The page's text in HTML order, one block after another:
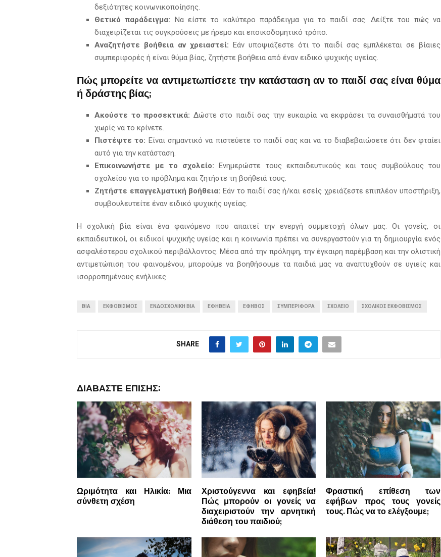
δεξιότητες κοινωνικοποίησης.
Θετικό παράδειγμα: Να είστε το καλύτερο παράδειγμα για το παιδί σας. Δείξτε του πώς να
διαχειρίζεται τις συγκρούσεις με ήρεμο και εποικοδομητικό τρόπο.
Αναζητήστε βοήθεια αν χρειαστεί: Εάν υποψιάζεστε ότι το παιδί σας εμπλέκεται σε βίαιες
συμπεριφορές ή είναι θύμα βίας, ζητήστε βοήθεια από έναν ειδικό ψυχικής υγείας.
Πώς μπορείτε να αντιμετωπίσετε την κατάσταση αν το παιδί σας είναι θύμα
ή δράστης βίας;
Ακούστε το προσεκτικά: Δώστε στο παιδί σας την ευκαιρία να εκφράσει τα συναισθήματά του
χωρίς να το κρίνετε.
Πιστέψτε το: Είναι σημαντικό να πιστεύετε το παιδί σας και να το διαβεβαιώσετε ότι δεν φταίει
αυτό για την κατάσταση.
Επικοινωνήστε με το σχολείο: Ενημερώστε τους εκπαιδευτικούς και τους συμβούλους του
σχολείου για το πρόβλημα και ζητήστε τη βοήθειά τους.
Ζητήστε επαγγελματική βοήθεια: Εάν το παιδί σας ή/και εσείς χρειάζεστε επιπλέον υποστήριξη,
συμβουλευτείτε έναν ειδικό ψυχικής υγείας.
Η σχολική βία είναι ένα φαινόμενο που απαιτεί την ενεργή συμμετοχή όλων μας. Οι γονείς, οι
εκπαιδευτικοί, οι ειδικοί ψυχικής υγείας και η κοινωνία πρέπει να συνεργαστούν για τη δημιουργία ενός
ασφαλέστερου σχολικού περιβάλλοντος. Μέσα από την πρόληψη, την έγκαιρη παρέμβαση και την ολιστική
αντιμετώπιση του φαινομένου, μπορούμε να βοηθήσουμε τα παιδιά μας να αναπτυχθούν σε υγιείς και
ισορροπημένους ενήλικες.
ΒΊΑ ΕΚΦΟΒΙΣΜΌΣ ΕΝΔΟΣΧΟΛΙΚΉ ΒΊΑ ΕΦΗΒΕΊΑ ΈΦΗΒΟΣ ΣΥΜΠΕΡΙΦΟΡΆ ΣΧΟΛΕΊΟ ΣΧΟΛΙΚΌΣ ΕΚΦΟΒΙΣΜΌΣ
SHARE
ΔΙΑΒΆΣΤΕ ΕΠΊΣΗΣ:
Ωριμότητα και Ηλικία: Μια
σύνθετη σχέση
Χριστούγεννα και εφηβεία!
Πώς μπορούν οι γονείς να
διαχειριστούν την αρνητική
διάθεση του παιδιού;
Φραστική επίθεση των
εφήβων προς τους γονείς
τους. Πώς να το ελέγξουμε;